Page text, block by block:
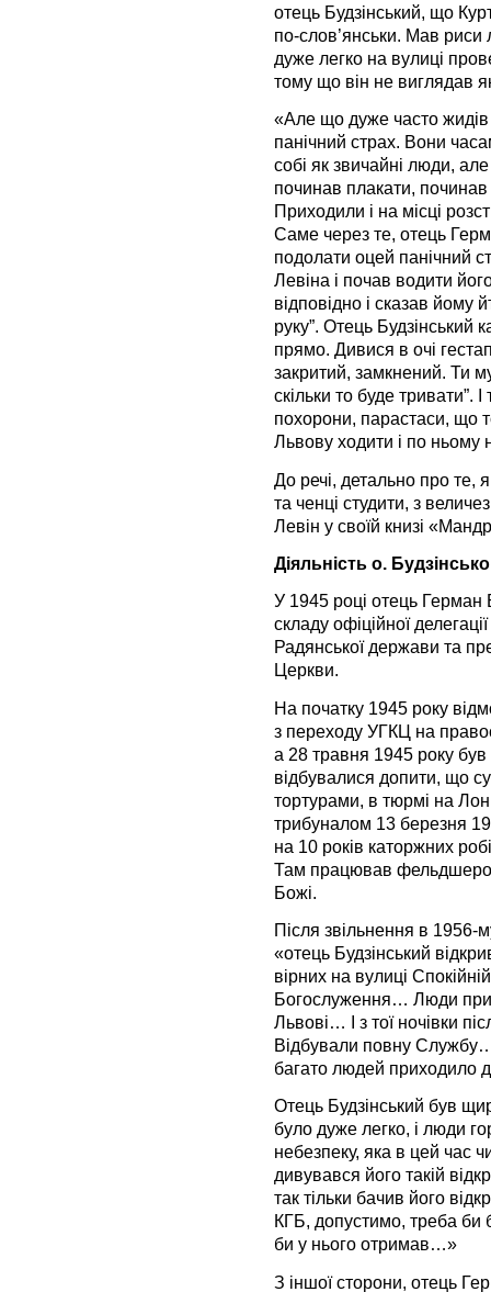
отець Будзінський, що
по-слов’янськи. Мав риси
дуже легко на вулиці
тому що він не виглядав
«Але що дуже часто
панічний страх. Вони
собі як звичайні люди,
починав плакати, починав
Приходили і на місці
Саме через те, отець
подолати оцей панічний
Левіна і почав водити
відповідно і сказав йому
руку”. Отець Будзінський
прямо. Дивися в очі
закритий, замкнений. Ти
скільки то буде тривати”.
похорони, парастаси, що
Львову ходити і по
До речі, детально про те,
та ченці студити, з
Левін у своїй книзі
Діяльність о.
У 1945 році отець Герман
складу офіційної
Радянської держави та
Церкви.
На початку 1945 року
з переходу УГКЦ на
а 28 травня 1945 року
відбувалися допити, що
тортурами, в тюрмі на
трибуналом 13 березня
на 10 років каторжних
Там працював
Божі.
Після звільнення в 1956-
«отець Будзінський
вірних на вулиці
Богослуження… Люди
Львові… І з тої ночівки
Відбували повну
багато людей приходило
Отець Будзінський був
було дуже легко, і люди
небезпеку, яка в цей час
дивувався його такій
так тільки бачив його
КГБ, допустимо, треба би
би у нього отримав…»
З іншої сторони, отець